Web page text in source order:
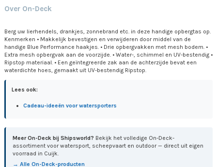
Over On-Deck
Berg uw lierhendels, drankjes, zonnebrand etc. in deze handige opbergtas op.
Kenmerken • Makkelijk bevestigen en verwijderen door middel van de
handige Blue Performance haakjes. • Drie opbergvakken met mesh bodem. •
Extra mesh opbergvak aan de voorzijde. • Water-, schimmel en UV-bestendig •
Ripstop materiaal. • Een geïntegreerde zak aan de achterzijde bevat een
waterdichte hoes, gemaakt uit UV-bestendig Ripstop.
Lees ook:
Cadeau-ideeën voor watersporters
Meer On-Deck bij Shipsworld? Bekijk het volledige On-Deck-
assortiment voor watersport, scheepvaart en outdoor — direct uit eigen
voorraad in Cuijk.
→ Alle On-Deck-producten